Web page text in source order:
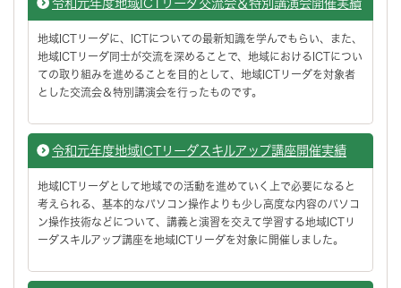
令和元年度地域ICTリーダ交流会＆特別講演会開催実績
地域ICTリーダに、ICTについての最新知識を学んでもらい、また、
地域ICTリーダ同士が交流を深めることで、地域におけるICTについ
ての取り組みを進めることを目的として、地域ICTリーダを対象者
とした交流会＆特別講演会を行ったものです。
令和元年度地域ICTリーダスキルアップ講座開催実績
地域ICTリーダとして地域での活動を進めていく上で必要になると
考えられる、基本的なパソコン操作よりも少し高度な内容のパソコ
ン操作技術などについて、講義と演習を交えて学習する地域ICTリ
ーダスキルアップ講座を地域ICTリーダを対象に開催しました。